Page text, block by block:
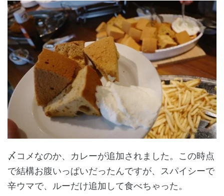
〆コメなのか、カレーが追加されました。この時点
で結構お腹いっぱいだったんですが、スパイシーで
辛ウマで、ルーだけ追加して食べちゃった。